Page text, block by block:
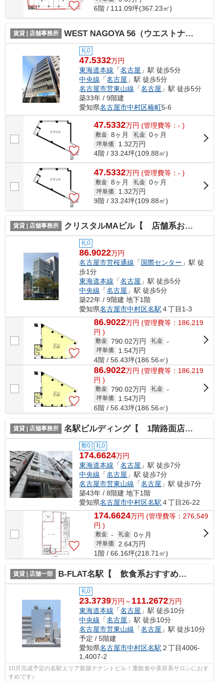
6階 / 111.09坪(367.23㎡)
賃貸 | 店舗事務所 WEST NAGOYA 56（ウエストナゴヤ56）【 店舗系おすすめ 】
礼0
47.5332万円
東海道本線 「名古屋 」駅 徒歩5分
中央線 「名古屋 」駅 徒歩5分
名古屋市営東山線 「名古屋 」駅 徒歩5分
築33年 / 9階建
愛知県名古屋市中村区椿町5-6
47.5332万円 (管理費等：- )
敷金 8ヶ月 礼金 0ヶ月
坪単価 1.32万円
4階 / 33.24坪(109.88㎡)
47.5332万円 (管理費等：- )
敷金 8ヶ月 礼金 0ヶ月
坪単価 1.32万円
9階 / 33.24坪(109.88㎡)
賃貸 | 店舗事務所 クリスタルMAビル【 店舗系おすすめ 】
礼0
86.9022万円
名古屋市営桜通線 「国際センター 」駅 徒
歩1分
東海道本線 「名古屋 」駅 徒歩5分
中央線 「名古屋 」駅 徒歩5分
築22年 / 9階建 地下1階
愛知県名古屋市中村区名駅 ４丁目1-3
86.9022万円 (管理費等：186,219
円 )
敷金 790.02万円 礼金 -
坪単価 1.54万円
4階 / 56.43坪(186.56㎡)
86.9022万円 (管理費等：186,219
円 )
敷金 790.02万円 礼金 -
坪単価 1.54万円
6階 / 56.43坪(186.56㎡)
賃貸 | 店舗事務所 名駅ビルディング【 1階路面店 】
敷0 礼0
174.6624万円
東海道本線 「名古屋 」駅 徒歩7分
中央線 「名古屋 」駅 徒歩7分
名古屋市営東山線 「名古屋 」駅 徒歩7分
築43年 / 8階建 地下1階
愛知県名古屋市中村区名駅 ４丁目26-22
174.6624万円 (管理費等：276,549
円 )
敷金 - 礼金 0ヶ月
坪単価 2.64万円
1階 / 66.16坪(218.71㎡)
賃貸 | 店舗一部 B-FLAT名駅【 飲食系おすすめ 】
礼0
23.3739万円～ 111.2672万円
東海道本線 「名古屋 」駅 徒歩10分
中央線 「名古屋 」駅 徒歩10分
名古屋市営東山線 「名古屋 」駅 徒歩10分
予定 / 5階建
愛知県名古屋市中村区名駅 ２丁目4006-
1,4007-2
10月完成予定の名駅エリア新築テナントビル！重飲食や美容系サロンにおす
すめです♪